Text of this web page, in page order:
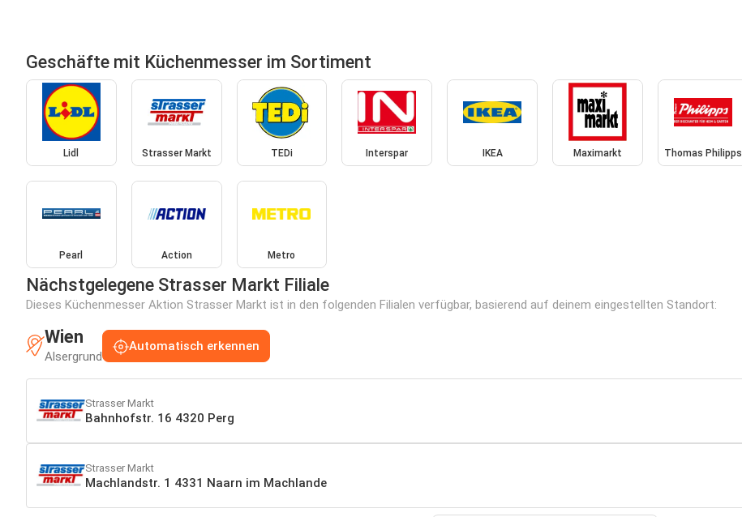
Geschäfte mit Küchenmesser im Sortiment
Lidl Strasser Markt TEDi Interspar IKEA Maximarkt Thomas Philipps
Pearl Action Metro
Nächstgelegene Strasser Markt Filiale
Dieses Küchenmesser Aktion Strasser Markt ist in den folgenden Filialen verfügbar, basierend auf deinem eingestellten Standort:
Wien
Alsergrund
Automatisch erkennen
Strasser Markt
Bahnhofstr. 16 4320 Perg
Strasser Markt
Machlandstr. 1 4331 Naarn im Machlande